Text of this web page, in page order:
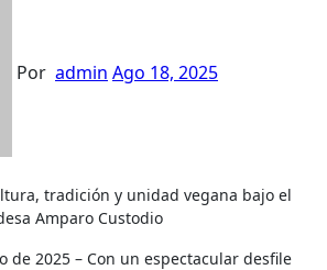
Por admin Ago 18, 2025
Amparo Custodio
de 2025 – Con un espectacular desfile